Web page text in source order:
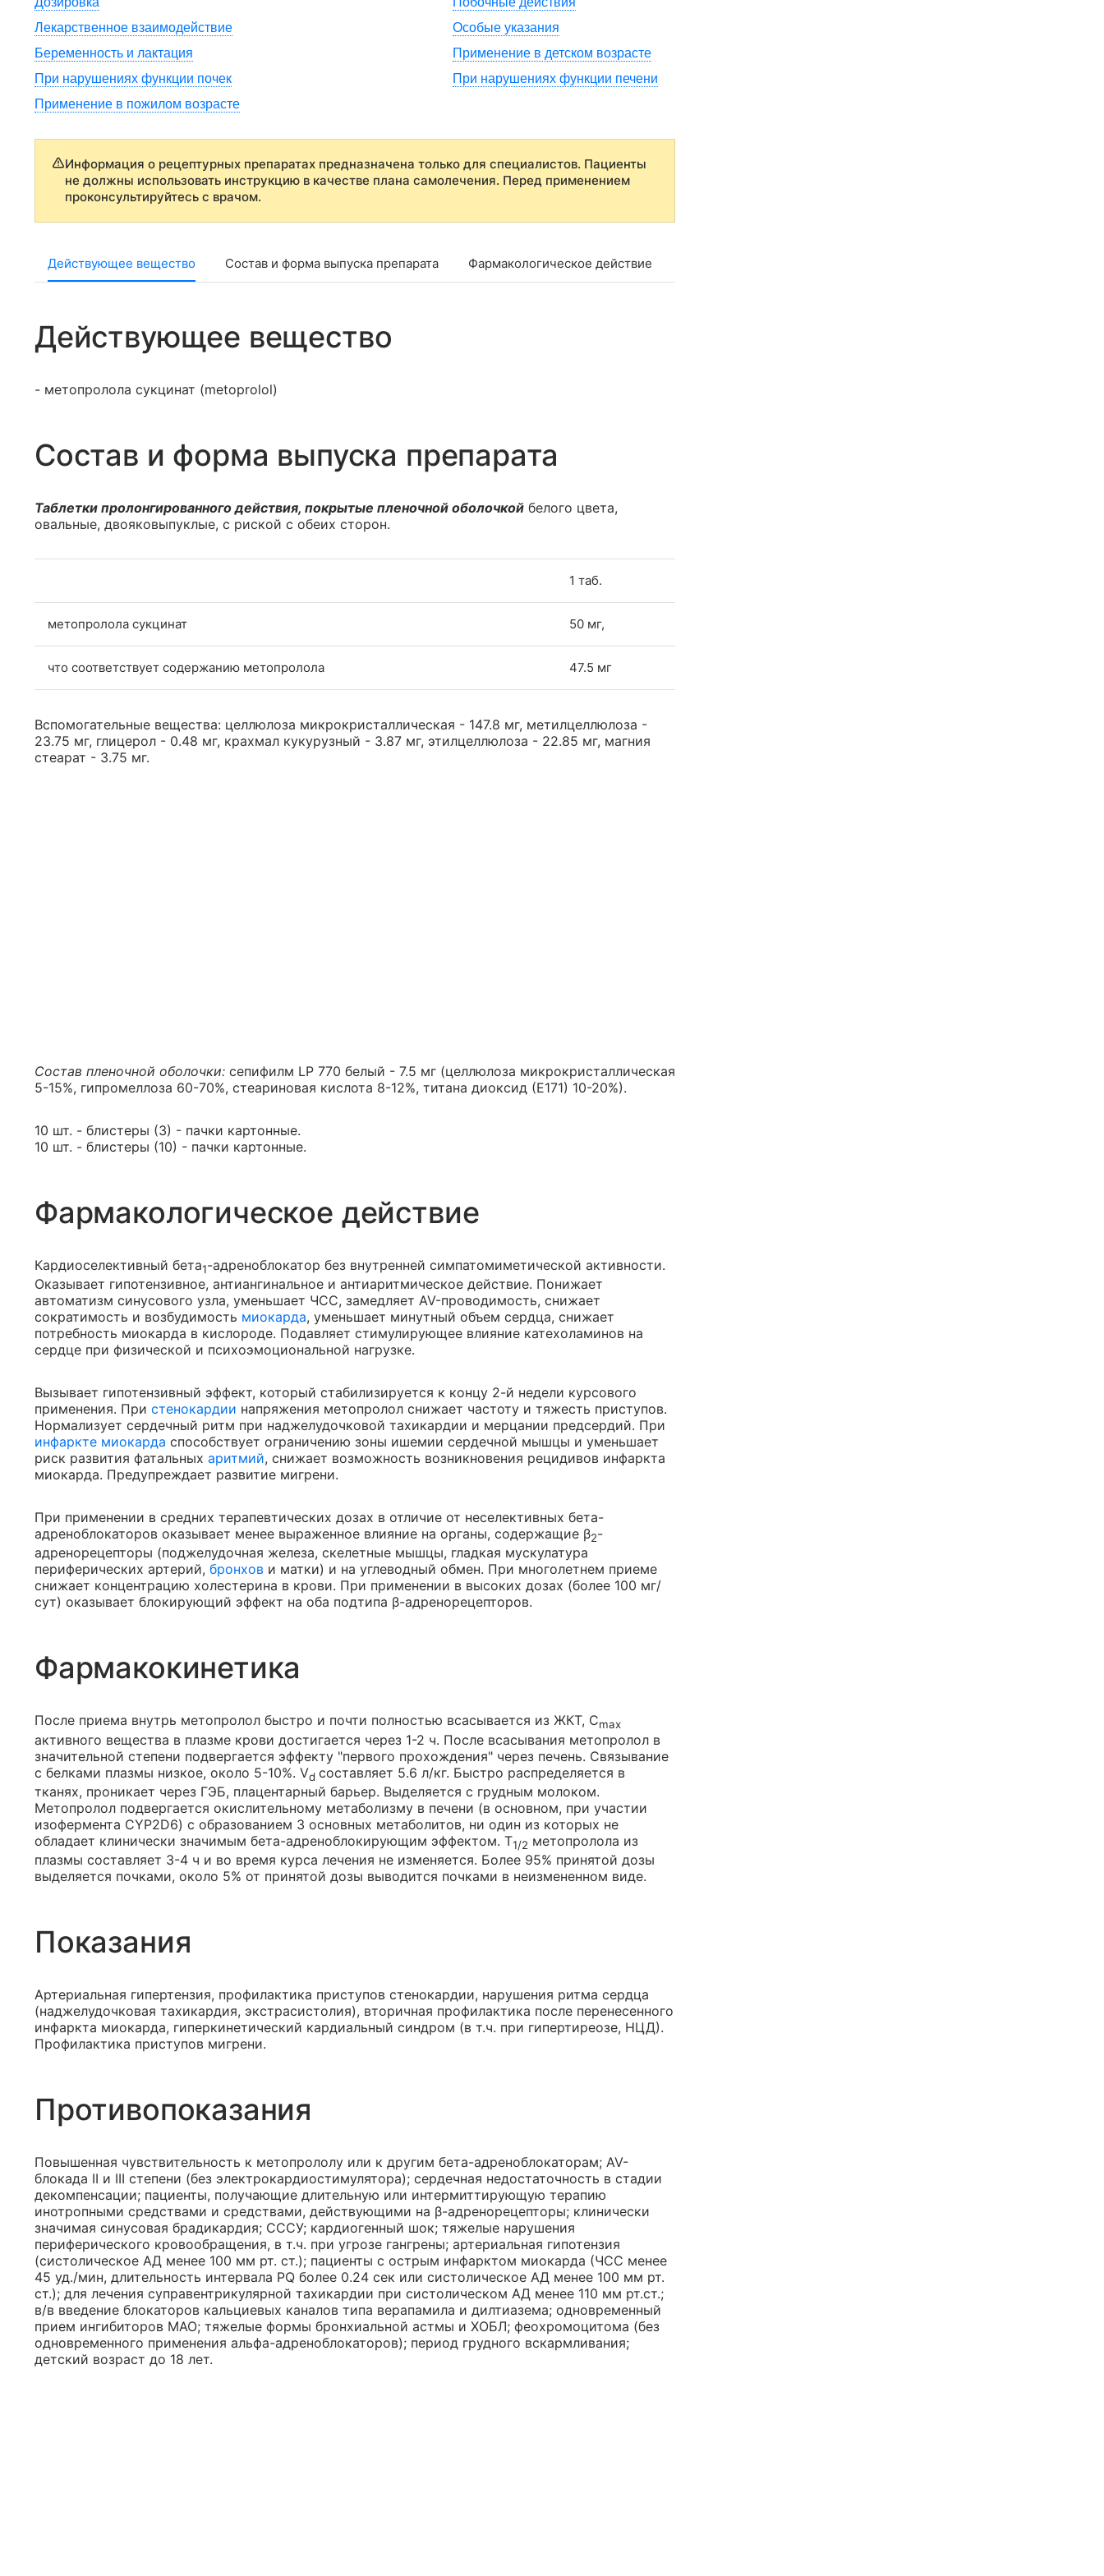
Лекарственное взаимодействие
Особые указания
Беременность и лактация
Применение в детском возрасте
При нарушениях функции почек
При нарушениях функции печени
Применение в пожилом возрасте
Информация о рецептурных препаратах предназначена только для специалистов. Пациенты
не должны использовать инструкцию в качестве плана самолечения. Перед применением
проконсультируйтесь с врачом.
Действующее вещество Состав и форма выпуска препарата Фармакологическое действие
Действующее вещество
- метопролола сукцинат (metoprolol)
Состав и форма выпуска препарата
Таблетки пролонгированного действия, покрытые пленочной оболочкой белого цвета,
овальные, двояковыпуклые, с риской с обеих сторон.
1 таб.
метопролола сукцинат 50 мг,
что соответствует содержанию метопролола 47.5 мг
Вспомогательные вещества: целлюлоза микрокристаллическая - 147.8 мг, метилцеллюлоза -
23.75 мг, глицерол - 0.48 мг, крахмал кукурузный - 3.87 мг, этилцеллюлоза - 22.85 мг, магния
стеарат - 3.75 мг.
Состав пленочной оболочки: сепифилм LP 770 белый - 7.5 мг (целлюлоза микрокристаллическая
5-15%, гипромеллоза 60-70%, стеариновая кислота 8-12%, титана диоксид (Е171) 10-20%).
10 шт. - блистеры (3) - пачки картонные.
10 шт. - блистеры (10) - пачки картонные.
Фармакологическое действие
Кардиоселективный бета1-адреноблокатор без внутренней симпатомиметической активности.
Оказывает гипотензивное, антиангинальное и антиаритмическое действие. Понижает
автоматизм синусового узла, уменьшает ЧСС, замедляет AV-проводимость, снижает
сократимость и возбудимость миокарда, уменьшает минутный объем сердца, снижает
потребность миокарда в кислороде. Подавляет стимулирующее влияние катехоламинов на
сердце при физической и психоэмоциональной нагрузке.
Вызывает гипотензивный эффект, который стабилизируется к концу 2-й недели курсового
применения. При стенокардии напряжения метопролол снижает частоту и тяжесть приступов.
Нормализует сердечный ритм при наджелудочковой тахикардии и мерцании предсердий. При
инфаркте миокарда способствует ограничению зоны ишемии сердечной мышцы и уменьшает
риск развития фатальных аритмий, снижает возможность возникновения рецидивов инфаркта
миокарда. Предупреждает развитие мигрени.
При применении в средних терапевтических дозах в отличие от неселективных бета-
адреноблокаторов оказывает менее выраженное влияние на органы, содержащие β2-
адренорецепторы (поджелудочная железа, скелетные мышцы, гладкая мускулатура
периферических артерий, бронхов и матки) и на углеводный обмен. При многолетнем приеме
снижает концентрацию холестерина в крови. При применении в высоких дозах (более 100 мг/
сут) оказывает блокирующий эффект на оба подтипа β-адренорецепторов.
Фармакокинетика
После приема внутрь метопролол быстро и почти полностью всасывается из ЖКТ, Cmax
активного вещества в плазме крови достигается через 1-2 ч. После всасывания метопролол в
значительной степени подвергается эффекту "первого прохождения" через печень. Связывание
с белками плазмы низкое, около 5-10%. Vd составляет 5.6 л/кг. Быстро распределяется в
тканях, проникает через ГЭБ, плацентарный барьер. Выделяется с грудным молоком.
Метопролол подвергается окислительному метаболизму в печени (в основном, при участии
изофермента CYP2D6) с образованием 3 основных метаболитов, ни один из которых не
обладает клинически значимым бета-адреноблокирующим эффектом. T1/2 метопролола из
плазмы составляет 3-4 ч и во время курса лечения не изменяется. Более 95% принятой дозы
выделяется почками, около 5% от принятой дозы выводится почками в неизмененном виде.
Показания
Артериальная гипертензия, профилактика приступов стенокардии, нарушения ритма сердца
(наджелудочковая тахикардия, экстрасистолия), вторичная профилактика после перенесенного
инфаркта миокарда, гиперкинетический кардиальный синдром (в т.ч. при гипертиреозе, НЦД).
Профилактика приступов мигрени.
Противопоказания
Повышенная чувствительность к метопрололу или к другим бета-адреноблокаторам; AV-
блокада II и III степени (без электрокардиостимулятора); сердечная недостаточность в стадии
декомпенсации; пациенты, получающие длительную или интермиттирующую терапию
инотропными средствами и средствами, действующими на β-адренорецепторы; клинически
значимая синусовая брадикардия; СССУ; кардиогенный шок; тяжелые нарушения
периферического кровообращения, в т.ч. при угрозе гангрены; артериальная гипотензия
(систолическое АД менее 100 мм рт. ст.); пациенты с острым инфарктом миокарда (ЧСС менее
45 уд./мин, длительность интервала PQ более 0.24 сек или систолическое АД менее 100 мм рт.
ст.); для лечения суправентрикулярной тахикардии при систолическом АД менее 110 мм рт.ст.;
в/в введение блокаторов кальциевых каналов типа верапамила и дилтиазема; одновременный
прием ингибиторов МАО; тяжелые формы бронхиальной астмы и ХОБЛ; феохромоцитома (без
одновременного применения альфа-адреноблокаторов); период грудного вскармливания;
детский возраст до 18 лет.